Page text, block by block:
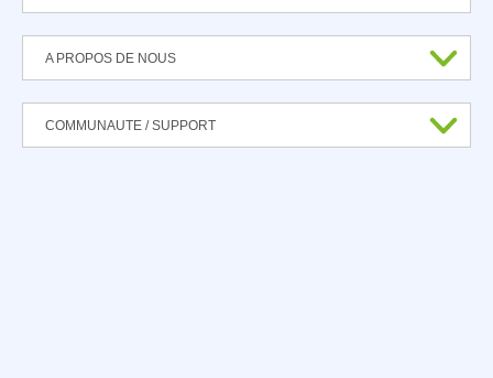
A PROPOS DE NOUS
COMMUNAUTE / SUPPORT